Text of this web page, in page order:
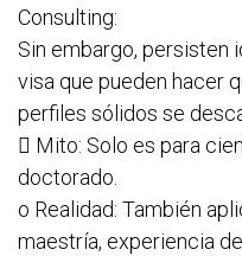
Consulting:
Sin embargo, persisten
visa que pueden hacer
perfiles sólidos se
 Mito: Solo es para
doctorado.
o Realidad: También
maestría, experiencia